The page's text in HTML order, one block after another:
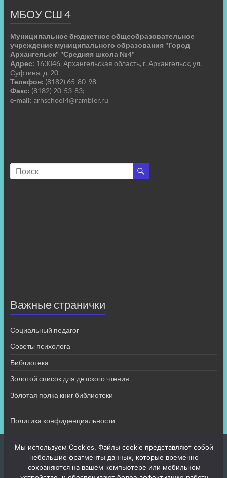
МБОУ СШ 4
Муниципальное бюджетное общеобразовательное
учреждение муниципального образования "Город
Архангельск" "Средняя школа №4"
Адрес: 163046, Архангельская область, г. Архангельск, ул.
Суфтина, д. 20
Телефон: (8182) 65-80-98
Факс: (8182) 20-53-83;
e-mail: arhschool4@rambler.ru
Важные странички
Социальный педагог
Советы психолога
Библиотека
Золотой список для детского чтения
Золотая полка книг библиотеки
Политика конфиденциальности
Мы используем Cookies. Файлы cookie представляют собой
небольшие фрагменты данных, которые временно
сохраняются на вашем компьютере или мобильном